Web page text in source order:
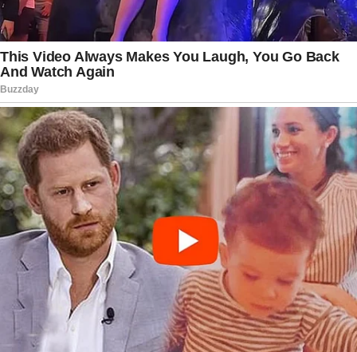
Outros artistas, amigos e admiradores também
se manifestaram nas redes sociais, expressando
solidariedade à família e destacando o legado
deixado por Leo Blanco. Muitos ressaltaram sua
generosidade no ensino, a paixão pela dança e a
capacidade de transformar inseguranças em
confiança dentro da sala de ensaio. Seu nome
passou a ser lembrado não apenas pelos
trabalhos exibidos na televisão, mas pelo
impacto direto na formação artística de
inúmeras pessoas.
O falecimento do coreógrafo reacendeu
discussões mais amplas sobre a necessidade de